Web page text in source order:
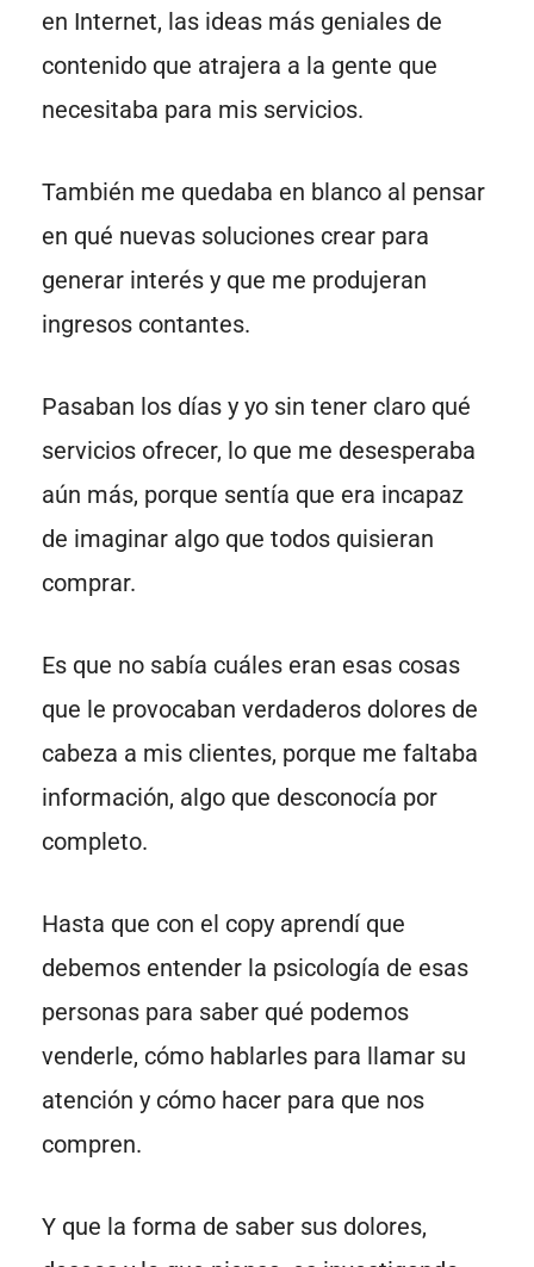
en Internet, las ideas más geniales de
contenido que atrajera a la gente que
necesitaba para mis servicios.
También me quedaba en blanco al pensar
en qué nuevas soluciones crear para
generar interés y que me produjeran
ingresos contantes.
Pasaban los días y yo sin tener claro qué
servicios ofrecer, lo que me desesperaba
aún más, porque sentía que era incapaz
de imaginar algo que todos quisieran
comprar.
Es que no sabía cuáles eran esas cosas
que le provocaban verdaderos dolores de
cabeza a mis clientes, porque me faltaba
información, algo que desconocía por
completo.
Hasta que con el copy aprendí que
debemos entender la psicología de esas
personas para saber qué podemos
venderle, cómo hablarles para llamar su
atención y cómo hacer para que nos
compren.
Y que la forma de saber sus dolores,